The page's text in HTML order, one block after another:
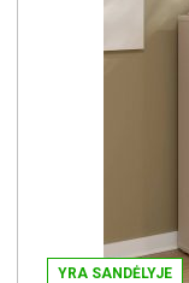
YRA SANDĖLYJE